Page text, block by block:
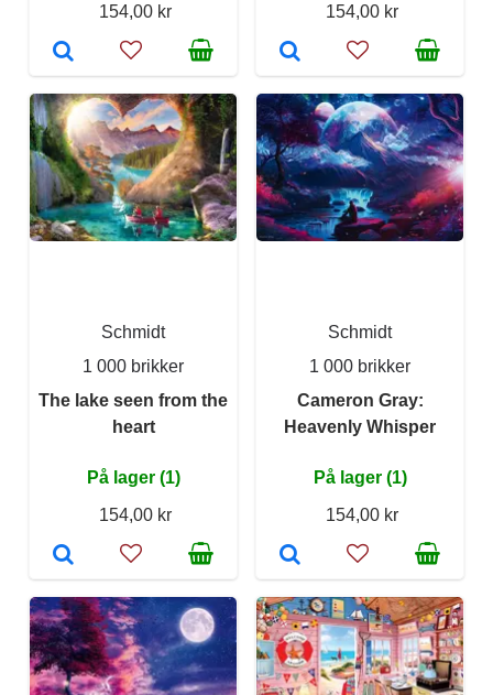
154,00 kr
154,00 kr
Schmidt
1 000 brikker
The lake seen from the
heart
På lager (1)
154,00 kr
Schmidt
1 000 brikker
Cameron Gray:
Heavenly Whisper
På lager (1)
154,00 kr